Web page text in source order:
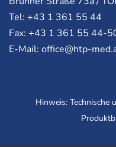
Tel: +43 1 361 55 44
Fax: +43 1 361 55 44-
E-Mail: office@htp-
Hinweis: Technische